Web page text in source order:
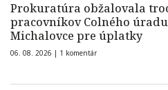
Prokuratúra obžalovala
pracovníkov Colného úradu
Michalovce pre úplatky
06. 08. 2026 | 1 komentár